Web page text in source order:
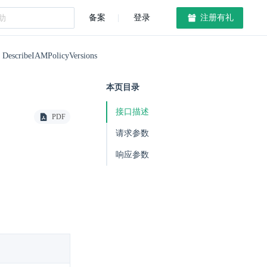
备案 登录 注册有礼
DescribeIAMPolicyVersions
PDF
本页目录
接口描述
请求参数
响应参数